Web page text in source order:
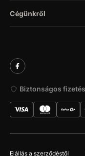
Cégünkről
Biztonságos fizetés
Elállás a szerződéstől